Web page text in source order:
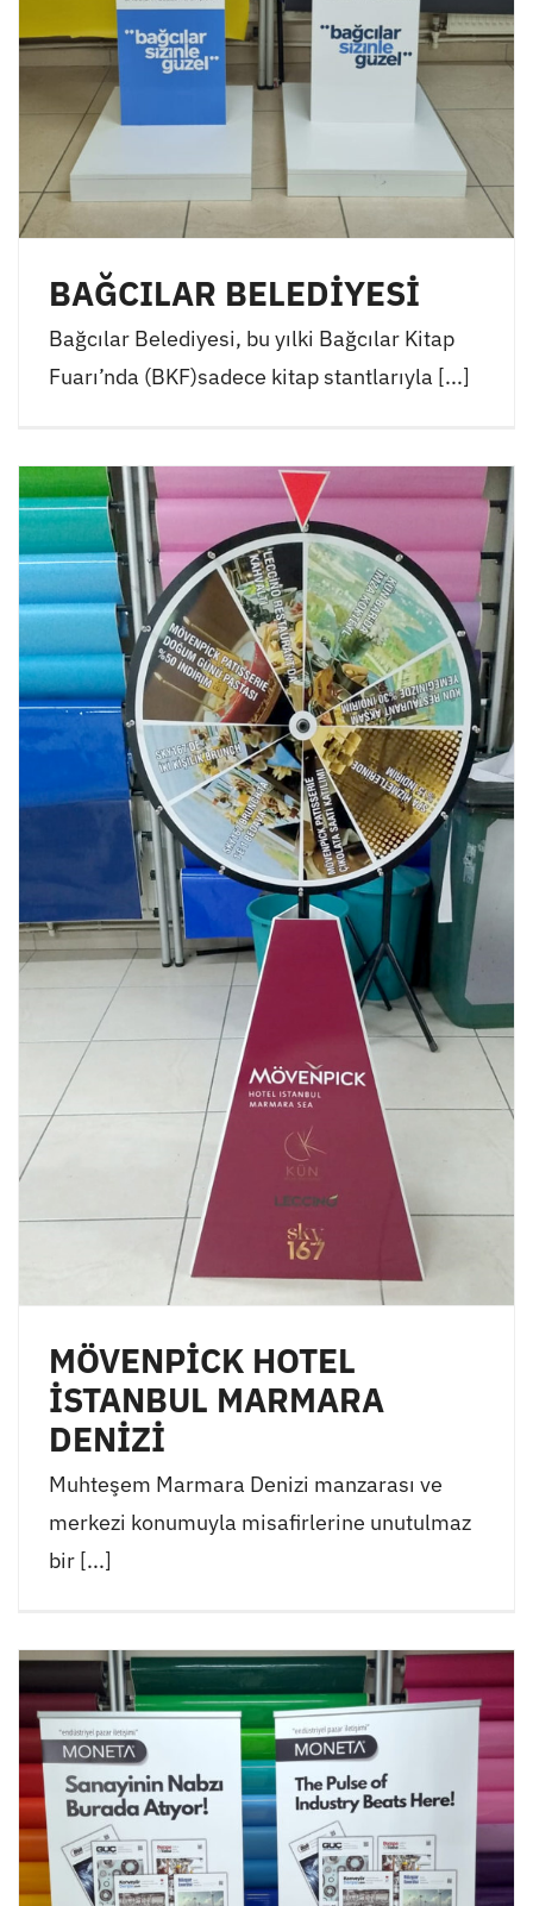
BAĞCILAR BELEDİYESİ
Bağcılar Belediyesi, bu yılki Bağcılar Kitap
Fuarı’nda (BKF)sadece kitap stantlarıyla [...]
MÖVENPİCK HOTEL
İSTANBUL MARMARA
DENİZİ
Muhteşem Marmara Denizi manzarası ve
merkezi konumuyla misafirlerine unutulmaz
bir [...]